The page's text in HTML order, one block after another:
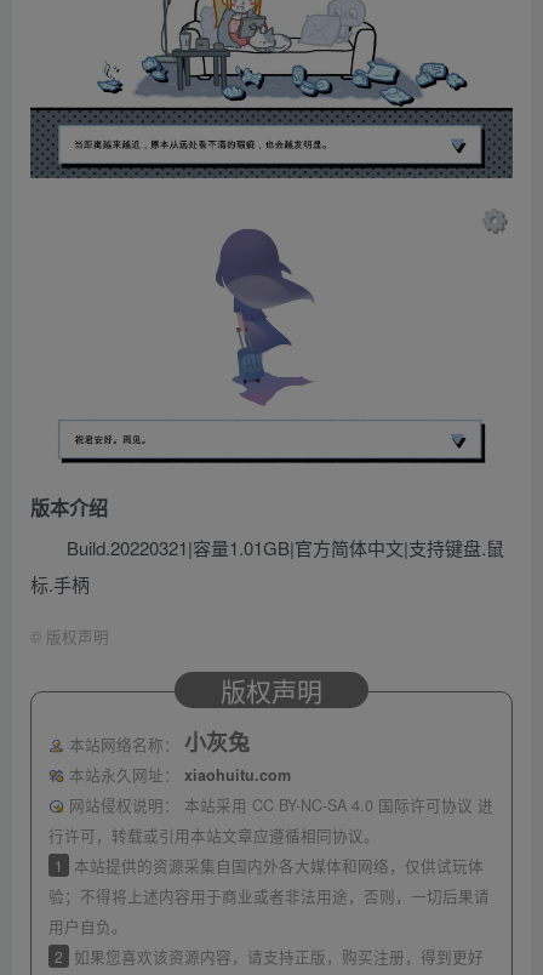
版本介绍
Build.20220321|容量1.01GB|官方简体中文|支持键盘.鼠
标.手柄
© 版权声明
版权声明
本站网络名称： 小灰兔
本站永久网址：
xiaohuitu.com
网站侵权说明：
本站采用 CC BY-NC-SA 4.0 国际许可协议 进
行许可，转载或引用本站文章应遵循相同协议。
1
本站提供的资源采集自国内外各大媒体和网络，仅供试玩体
验；不得将上述内容用于商业或者非法用途，否则，一切后果请
用户自负。
2 如果您喜欢该资源内容，请支持正版，购买注册，得到更好